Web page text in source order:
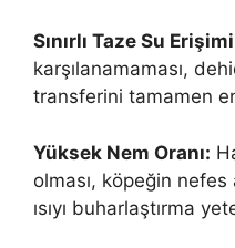
Sınırlı Taze Su
karşılanamaması,
transferini tamamen
Yüksek Nem Oranı:
olması, köpeğin
ısıyı buharlaştırma